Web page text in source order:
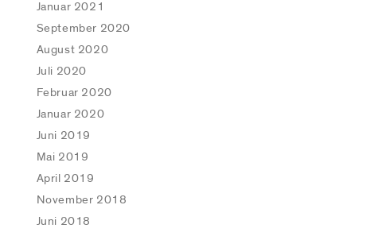
Januar 2021
September 2020
August 2020
Juli 2020
Februar 2020
Januar 2020
Juni 2019
Mai 2019
April 2019
November 2018
Juni 2018